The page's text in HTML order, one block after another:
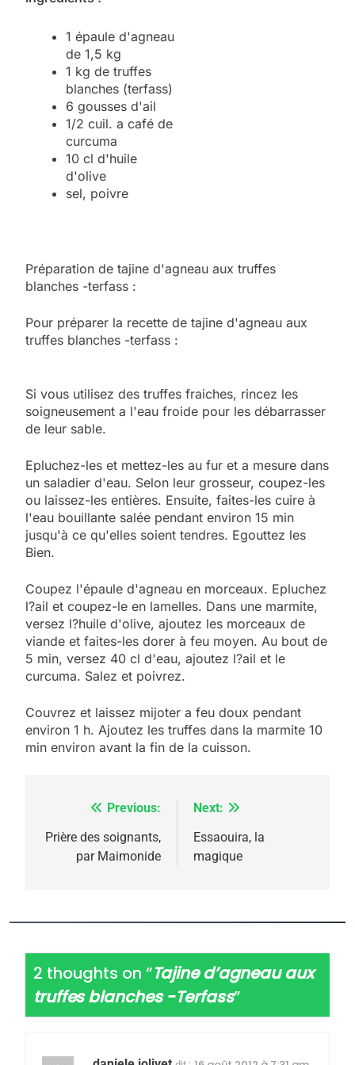
1 épaule d'agneau
de 1,5 kg
1 kg de truffes
blanches (terfass)
6 gousses d'ail
1/2 cuil. a café de
curcuma
10 cl d'huile
d'olive
sel, poivre
Préparation de tajine d'agneau aux truffes
blanches -terfass :
Pour préparer la recette de tajine d'agneau aux
truffes blanches -terfass :
Si vous utilisez des truffes fraiches, rincez les
soigneusement a l'eau froide pour les débarrasser
de leur sable.
Epluchez-les et mettez-les au fur et a mesure dans
un saladier d'eau. Selon leur grosseur, coupez-les
ou laissez-les entières. Ensuite, faites-les cuire à
l'eau bouillante salée pendant environ 15 min
jusqu'à ce qu'elles soient tendres. Egouttez les
Bien.
Coupez l'épaule d'agneau en morceaux. Epluchez
l?ail et coupez-le en lamelles. Dans une marmite,
versez l?huile d'olive, ajoutez les morceaux de
viande et faites-les dorer à feu moyen. Au bout de
5 min, versez 40 cl d'eau, ajoutez l?ail et le
curcuma. Salez et poivrez.
Couvrez et laissez mijoter a feu doux pendant
environ 1 h. Ajoutez les truffes dans la marmite 10
min environ avant la fin de la cuisson.
Navigation
de
l’article
Previous:
Prière des soignants,
par Maimonide
Next:
Essaouira, la
magique
2 thoughts on “Tajine d’agneau aux
truffes blanches -Terfass”